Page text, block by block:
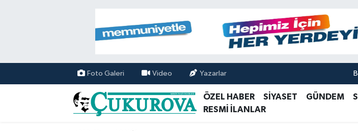
Foto Galeri Video Yazarlar
ÖZEL HABER SİYASET GÜNDEM
RESMİ İLANLAR
Mersin Nöbetçi Eczaneler
Mersin Hava Durumu
Mersin Namaz Vakitleri
Mersin Trafik Yoğunluk Haritası